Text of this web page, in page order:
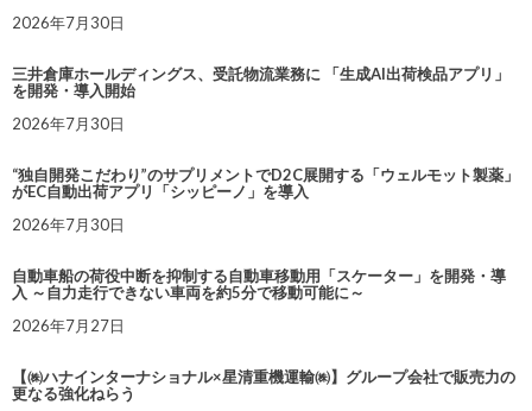
2026年7月30日
三井倉庫ホールディングス、受託物流業務に 「生成AI出荷検品アプリ」
を開発・導入開始
2026年7月30日
“独自開発こだわり”のサプリメントでD2C展開する「ウェルモット製薬」
がEC自動出荷アプリ「シッピーノ」を導入
2026年7月30日
自動車船の荷役中断を抑制する自動車移動用「スケーター」を開発・導
入 ～自力走行できない車両を約5分で移動可能に～
2026年7月27日
【㈱ハナインターナショナル×星清重機運輸㈱】グループ会社で販売力の
更なる強化ねらう